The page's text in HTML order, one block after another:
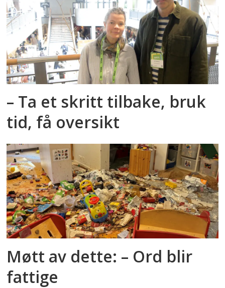
– Ta et skritt tilbake, bruk
tid, få oversikt
Møtt av dette: – Ord blir
fattige